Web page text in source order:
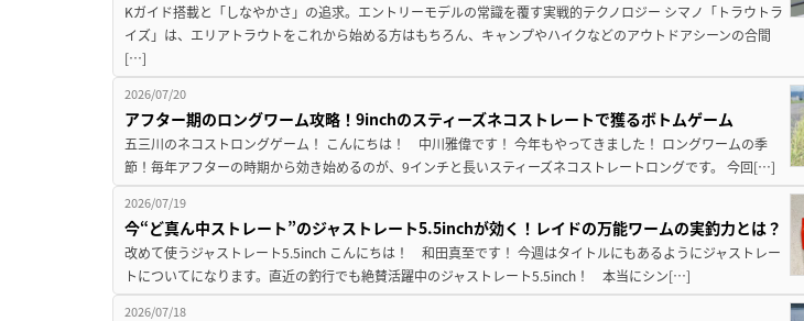
Kガイド搭載と「しなやかさ」の追求。エントリーモデルの常識を覆す実戦的テクノロジー シマノ「トラウトラ
イズ」は、エリアトラウトをこれから始める方はもちろん、キャンプやハイクなどのアウトドアシーンの合間
[…]
2026/07/20
アフター期のロングワーム攻略！9inchのスティーズネコストレートで獲るボトムゲーム
五三川のネコストロングゲーム！ こんにちは！ 中川雅偉です！ 今年もやってきました！ ロングワームの季
節！毎年アフターの時期から効き始めるのが、9インチと長いスティーズネコストレートロングです。 今回[…]
2026/07/19
今“ど真ん中ストレート”のジャストレート5.5inchが効く！レイドの万能ワームの実釣力とは？
改めて使うジャストレート5.5inch こんにちは！ 和田真至です！ 今週はタイトルにもあるようにジャストレー
トについてになります。直近の釣行でも絶賛活躍中のジャストレート5.5inch！ 本当にシン[…]
2026/07/18